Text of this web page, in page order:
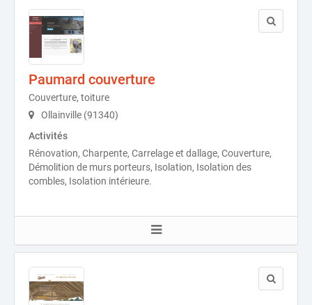
Paumard couverture
Couverture, toiture
Ollainville (91340)
Activités
Rénovation, Charpente, Carrelage et dallage, Couverture,
Démolition de murs porteurs, Isolation, Isolation des
combles, Isolation intérieure.